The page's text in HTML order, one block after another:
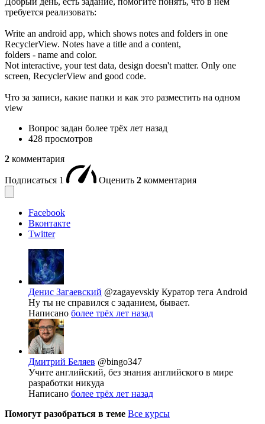
требуется реализовать:
Write an android app, which shows notes and folders in one
RecyclerView. Notes have a title and a content,
folders - name and color.
Not interactive, your test data, design doesn't matter. Only one
screen, RecyclerView and good code.
Что за записи, какие папки и как это разместить на одном
view
Вопрос задан более трёх лет назад
428 просмотров
2 комментария
Подписаться 1 Оценить 2 комментария
Facebook
Вконтакте
Twitter
Денис Загаевский @zagayevskiy Куратор тега Android
Ну ты не справился с заданием, бывает.
Написано более трёх лет назад
Дмитрий Беляев @bingo347
Учите английский, без знания английского в мире
разработки никуда
Написано более трёх лет назад
Помогут разобраться в теме Все курсы